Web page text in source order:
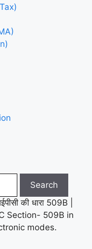
की धारा 509B |
Section- 509B in
modes.